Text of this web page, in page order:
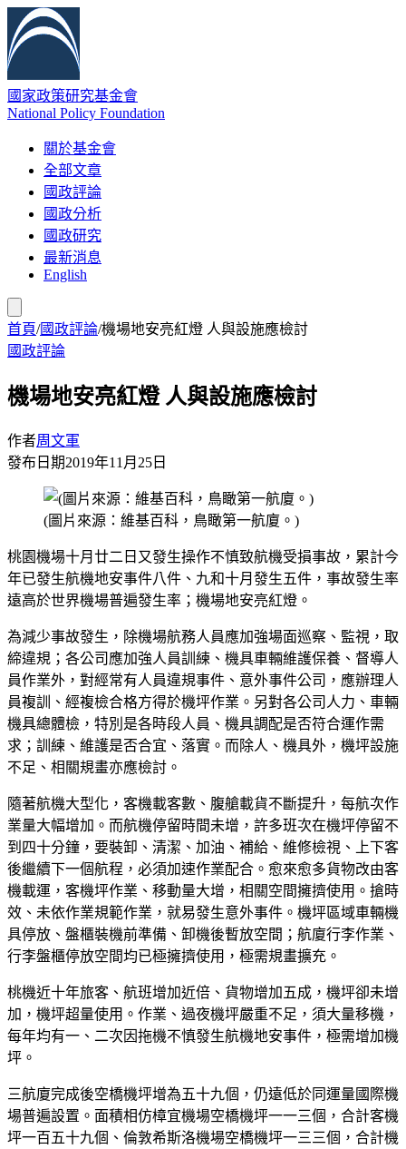
國家政策研究基金會
National Policy Foundation
關於基金會
全部文章
國政評論
國政分析
國政研究
最新消息
English
首頁/國政評論/機場地安亮紅燈 人與設施應檢討
國政評論
機場地安亮紅燈 人與設施應檢討
作者周文軍
發布日期2019年11月25日
(圖片來源：維基百科，鳥瞰第一航廈。)
桃園機場十月廿二日又發生操作不慎致航機受損事故，累計今
年已發生航機地安事件八件、九和十月發生五件，事故發生率
遠高於世界機場普遍發生率；機場地安亮紅燈。
為減少事故發生，除機場航務人員應加強場面巡察、監視，取
締違規；各公司應加強人員訓練、機具車輛維護保養、督導人
員作業外，對經常有人員違規事件、意外事件公司，應辦理人
員複訓、經複檢合格方得於機坪作業。另對各公司人力、車輛
機具總體檢，特別是各時段人員、機具調配是否符合運作需
求；訓練、維護是否合宜、落實。而除人、機具外，機坪設施
不足、相關規畫亦應檢討。
隨著航機大型化，客機載客數、腹艙載貨不斷提升，每航次作
業量大幅增加。而航機停留時間未增，許多班次在機坪停留不
到四十分鐘，要裝卸、清潔、加油、補給、維修檢視、上下客
後繼續下一個航程，必須加速作業配合。愈來愈多貨物改由客
機載運，客機坪作業、移動量大增，相關空間擁擠使用。搶時
效、未依作業規範作業，就易發生意外事件。機坪區域車輛機
具停放、盤櫃裝機前準備、卸機後暫放空間；航廈行李作業、
行李盤櫃停放空間均已極擁擠使用，極需規畫擴充。
桃機近十年旅客、航班增加近倍、貨物增加五成，機坪卻未增
加，機坪超量使用。作業、過夜機坪嚴重不足，須大量移機，
每年均有一、二次因拖機不慎發生航機地安事件，極需增加機
坪。
三航廈完成後空橋機坪增為五十九個，仍遠低於同運量國際機
場普遍設置。面積相仿樟宜機場空橋機坪一一三個，合計客機
坪一百五十九個、倫敦希斯洛機場空橋機坪一三三個，合計機